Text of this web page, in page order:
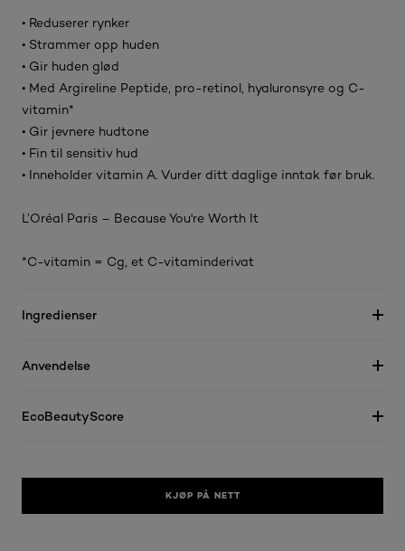
• Reduserer rynker
• Strammer opp huden
• Gir huden glød
• Med Argireline Peptide, pro-retinol, hyaluronsyre og C-
vitamin*
• Gir jevnere hudtone
• Fin til sensitiv hud
• Inneholder vitamin A. Vurder ditt daglige inntak før bruk.
L’Oréal Paris – Because You're Worth It
*C-vitamin = Cg, et C-vitaminderivat
Ingredienser
Anvendelse
EcoBeautyScore
KJØP PÅ NETT